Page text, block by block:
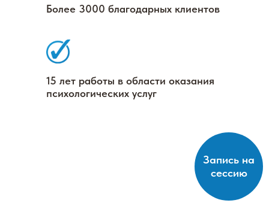
Более 3000 благодарных клиентов
15 лет работы в области оказания
психологических услуг
Запись на
сессию